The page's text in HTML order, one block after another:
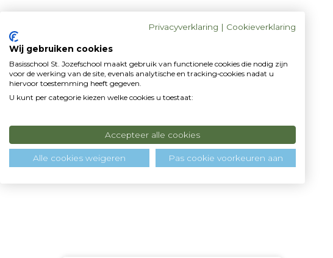
Privacyverklaring | Cookieverklaring
Wij gebruiken cookies
Basisschool St. Jozefschool maakt gebruik van functionele cookies die nodig zijn
voor de werking van de site, evenals analytische en tracking‑cookies nadat u
hiervoor toestemming heeft gegeven.
U kunt per categorie kiezen welke cookies u toestaat:
Accepteer alle cookies
Alle cookies weigeren Pas cookie voorkeuren aan